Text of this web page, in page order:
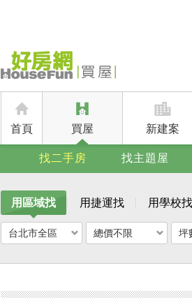
首頁 買屋 新建案
找二手房 找主題屋
用區域找 用捷運找 用學校找
台北市全區 總價不限 坪